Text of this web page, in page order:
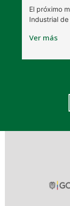
El próximo
Industrial
Ver más